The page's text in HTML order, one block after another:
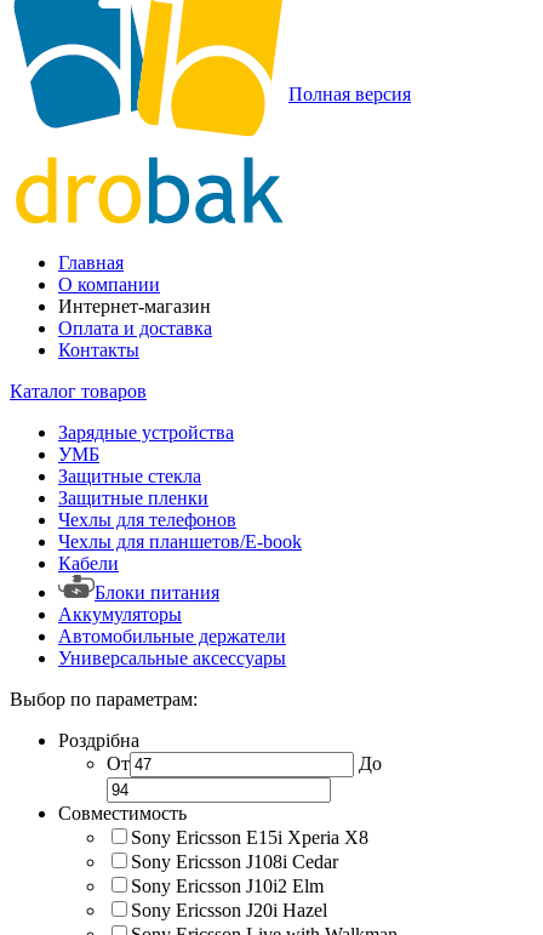
Полная версия
Главная
О компании
Интернет-магазин
Оплата и доставка
Контакты
Каталог товаров
Зарядные устройства
УМБ
Защитные стекла
Защитные пленки
Чехлы для телефонов
Чехлы для планшетов/E-book
Кабели
Блоки питания
Аккумуляторы
Автомобильные держатели
Универсальные аксессуары
Выбор по параметрам:
Роздрібна
От
До
Совместимость
Sony Ericsson E15i Xperia X8
Sony Ericsson J108i Cedar
Sony Ericsson J10i2 Elm
Sony Ericsson J20i Hazel